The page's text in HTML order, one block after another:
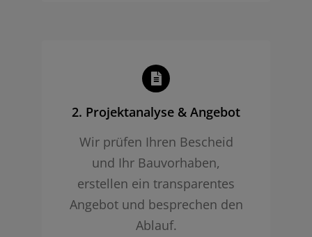
2. Projekt­analyse & Angebot
Wir prüfen Ihren Bescheid
und Ihr Bauvorhaben,
erstellen ein transparentes
Angebot und besprechen den
Ablauf.